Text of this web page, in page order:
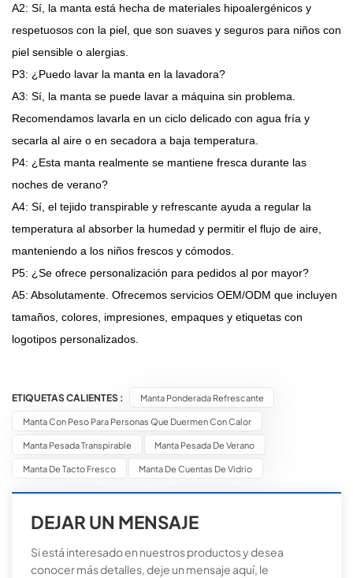
A2: Sí, la manta está hecha de materiales hipoalergénicos y
respetuosos con la piel, que son suaves y seguros para niños con
piel sensible o alergias.
P3: ¿Puedo lavar la manta en la lavadora?
A3: Sí, la manta se puede lavar a máquina sin problema.
Recomendamos lavarla en un ciclo delicado con agua fría y
secarla al aire o en secadora a baja temperatura.
P4: ¿Esta manta realmente se mantiene fresca durante las
noches de verano?
A4: Sí, el tejido transpirable y refrescante ayuda a regular la
temperatura al absorber la humedad y permitir el flujo de aire,
manteniendo a los niños frescos y cómodos.
P5: ¿Se ofrece personalización para pedidos al por mayor?
A5: Absolutamente. Ofrecemos servicios OEM/ODM que incluyen
tamaños, colores, impresiones, empaques y etiquetas con
logotipos personalizados.
ETIQUETAS CALIENTES : Manta Ponderada Refrescante
Manta Con Peso Para Personas Que Duermen Con Calor
Manta Pesada Transpirable Manta Pesada De Verano
Manta De Tacto Fresco Manta De Cuentas De Vidrio
DEJAR UN MENSAJE
Si está interesado en nuestros productos y desea
conocer más detalles, deje un mensaje aquí, le